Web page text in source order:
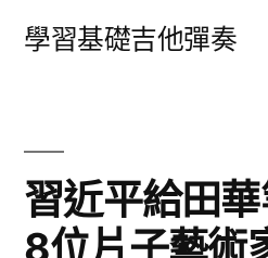
學習基礎吉他彈奏
習近平給田
8位片子藝術